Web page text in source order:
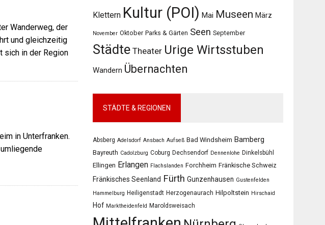
Wanderweg, der
und gleichzeitig
sich in der Region
in Unterfranken.
Klettern Kultur (POI) Mai Museen März
November Oktober Parks & Gärten Seen September
Städte Theater Urige Wirtsstuben
Wandern Übernachten
STÄDTE & REGIONEN
Absberg Adelsdorf Ansbach Aufseß Bad Windsheim Bamberg
Bayreuth Cadolzburg Coburg Dechsendorf Dennenlohe Dinkelsbühl
Ellingen Erlangen Flachslanden Forchheim Fränkische Schweiz
Fränkisches Seenland Fürth Gunzenhausen Gustenfelden
Hammelburg Heiligenstadt Herzogenaurach Hilpoltstein Hirschaid
Hof Marktheidenfeld Maroldsweisach